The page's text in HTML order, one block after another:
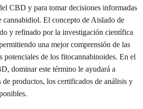
CBD y para tomar decisiones informadas
cannabidiol. El concepto de Aislado de
y refinado por la investigación científica
una mejor comprensión de las
potenciales de los fitocannabinoides. En el
dominar este término le ayudará a
productos, los certificados de análisis y